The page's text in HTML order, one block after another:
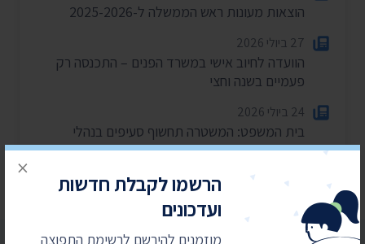
הרשמו לקבלת חדשות
ועדכונים
מוזמנים להירשם לרשימת התפוצה
×
הוצאות מעונות ראש הממשלה ל-2025-2026
27 ביולי 2026
הוועדה לחיוב אישי במשרד הפנים – התכנסה רק
פעמיים בשנה וחצי
24 ביולי 2026
בית המשפט: המשטרה תחשוף סעיפים בנהלי
הפרות סדר וחסימת צירים